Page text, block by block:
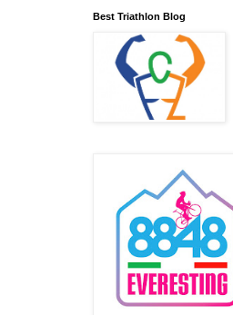
Best Triathlon Blog